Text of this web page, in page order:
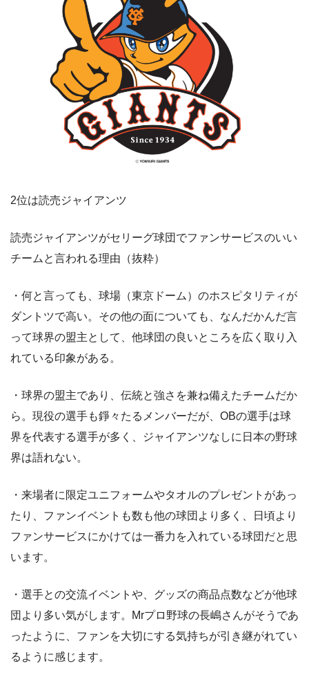
2位は読売ジャイアンツ
読売ジャイアンツがセリーグ球団でファンサービスのいい
チームと言われる理由（抜粋）
・何と言っても、球場（東京ドーム）のホスピタリティが
ダントツで高い。その他の面についても、なんだかんだ言
って球界の盟主として、他球団の良いところを広く取り入
れている印象がある。
・球界の盟主であり、伝統と強さを兼ね備えたチームだか
ら。現役の選手も錚々たるメンバーだが、OBの選手は球
界を代表する選手が多く、ジャイアンツなしに日本の野球
界は語れない。
・来場者に限定ユニフォームやタオルのプレゼントがあっ
たり、ファンイベントも数も他の球団より多く、日頃より
ファンサービスにかけては一番力を入れている球団だと思
います。
・選手との交流イベントや、グッズの商品点数などが他球
団より多い気がします。Mrプロ野球の長嶋さんがそうであ
ったように、ファンを大切にする気持ちが引き継がれてい
るように感じます。